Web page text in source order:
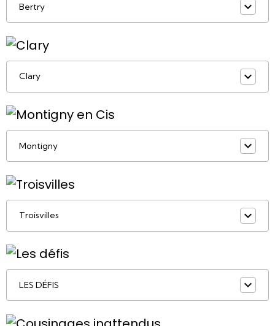
Bertry
Clary
Montigny
Troisvilles
LES DÉFIS